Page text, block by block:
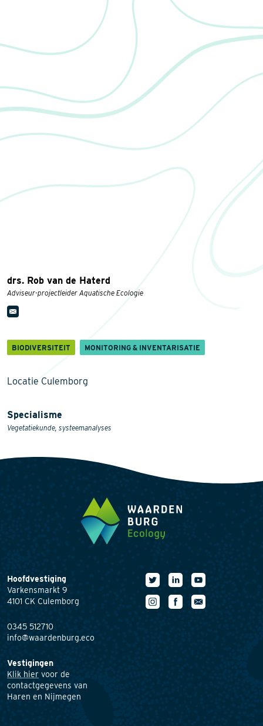
drs. Rob van de Haterd
Adviseur-projectleider Aquatische Ecologie
BIODIVERSITEIT MONITORING & INVENTARISATIE
Locatie Culemborg
Specialisme
Vegetatiekunde, systeemanalyses
Hoofdvestiging
Varkensmarkt 9
4101 CK Culemborg
0345 512710
info@waardenburg.eco
Vestigingen
Klik hier voor de
contactgegevens van
Haren en Nijmegen